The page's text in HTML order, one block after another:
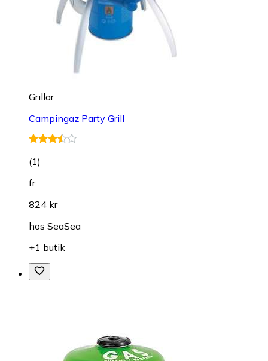
Grillar
Campingaz Party Grill
(1)
fr.
824 kr
hos SeaSea
+1 butik